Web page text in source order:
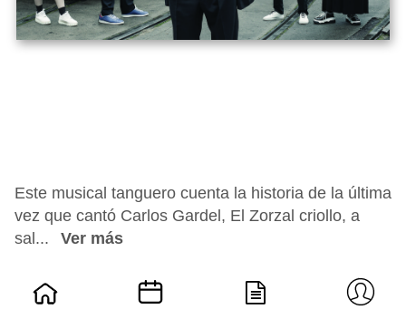
Este musical tanguero cuenta la historia de la última
vez que cantó Carlos Gardel, El Zorzal criollo, a
sal...
Ver más